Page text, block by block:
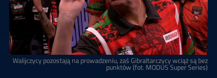
Walijczycy pozostają na prowadzeniu, zaś Gibraltarczycy wciąż są bez
punktów (fot. MODUS Super Series)